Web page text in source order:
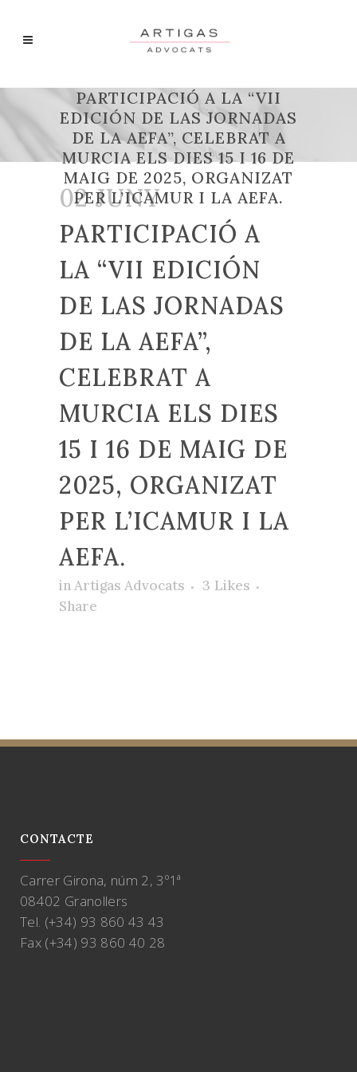
PARTICIPACIÓ A LA “VII
EDICIÓN DE LAS JORNADAS
DE LA AEFA”, CELEBRAT A
MURCIA ELS DIES 15 I 16 DE
MAIG DE 2025, ORGANIZAT
PER L’ICAMUR I LA AEFA.
02 JUNY
PARTICIPACIÓ A
LA “VII EDICIÓN
DE LAS JORNADAS
DE LA AEFA”,
CELEBRAT A
MURCIA ELS DIES
15 I 16 DE MAIG DE
2025, ORGANIZAT
PER L’ICAMUR I LA
AEFA.
inArtigas Advocats 3 Likes
Share
CONTACTE
Carrer Girona, núm 2, 3º1ª
08402 Granollers
Tel. (+34) 93 860 43 43
Fax (+34) 93 860 40 28